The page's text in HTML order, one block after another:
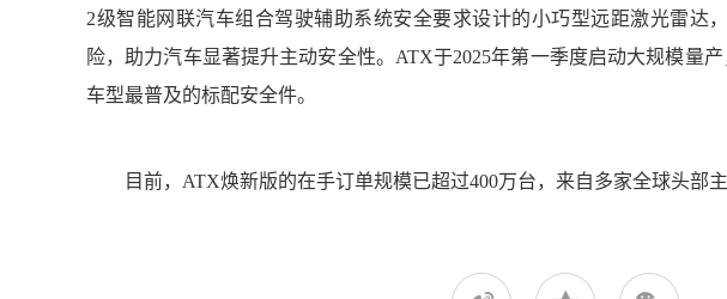
2级智能网联汽车组合驾驶辅助系统安全要求设计的小巧型远距激光雷达
险，助力汽车显著提升主动安全性。ATX于2025年第一季度启动大规模量
车型最普及的标配安全件。
目前，ATX焕新版的在手订单规模已超过400万台，来自多家全球头部